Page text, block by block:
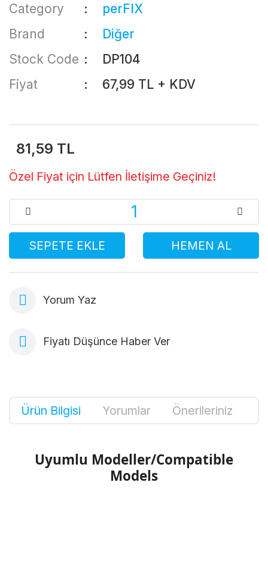
Category
perFIX
Brand
Diğer
Stock Code
DP104
Fiyat
67,99 TL + KDV
81,59 TL
Özel Fiyat için Lütfen İletişime Geçiniz!
SEPETE EKLE HEMEN AL
Yorum Yaz
Fiyatı Düşünce Haber Ver
Ürün Bilgisi Yorumlar Önerileriniz
Uyumlu Modeller/Compatible
Models